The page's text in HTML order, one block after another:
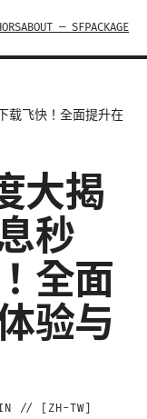
ABOUT — SFPACKAGE
载飞快！全面提升在
大揭
秒
全面
验与
// [ ZH-TW